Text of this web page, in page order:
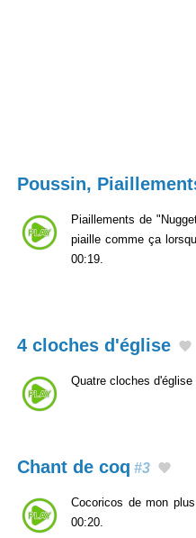
Poussin,
Piaillements de
piaille comme ça
00:19.
4 cloches d'église
Quatre cloches
Chant de coq #3
Cocoricos de mon
00:20.